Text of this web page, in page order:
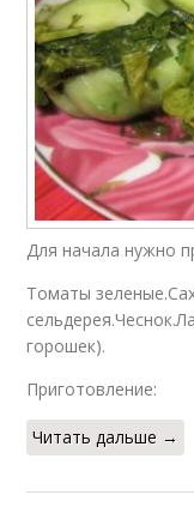
Для начала нужно
Томаты
горошек).
Приготовление:
Читать дальше →